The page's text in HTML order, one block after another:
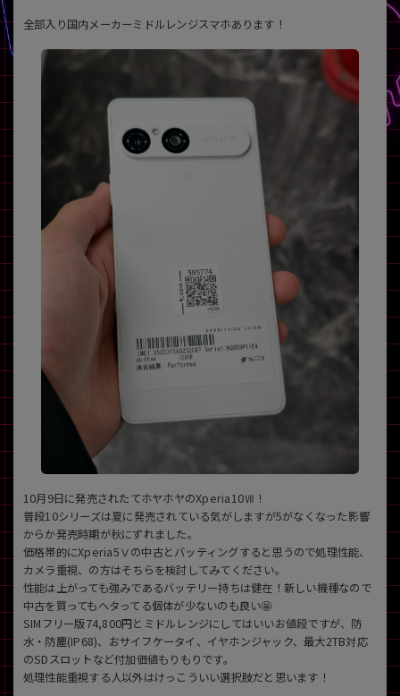
全部入り国内メーカーミドルレンジスマホあります！
10月9日に発売されたてホヤホヤのXperia10Ⅶ！
普段10シリーズは夏に発売されている気がしますが5がなくなった影響
からか発売時期が秋にずれました。
価格帯的にXperia5Ⅴの中古とバッティングすると思うので処理性能、
カメラ重視、の方はそちらを検討してみてください。
性能は上がっても強みであるバッテリー持ちは健在！新しい機種なので
中古を買ってもヘタってる個体が少ないのも良い🤩
SIMフリー版74,800円とミドルレンジにしてはいいお値段ですが、防
水・防塵(IP68)、おサイフケータイ、イヤホンジャック、最大2TB対応
のSDスロットなど付加価値もりもりです。
処理性能重視する人以外はけっこういい選択肢だと思います！
ドライブの絞り込み
ランク
「新品」「未使用」「中古」など
OSの絞り込み
~
モニタサイズ
円 ～
発売日
年 月 から
年 月 まで
各項目のチェックボックスは「or検索」となります。